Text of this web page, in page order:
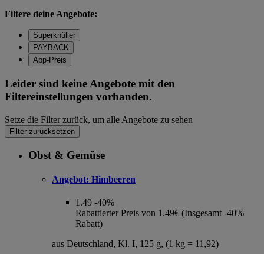
Filtere deine Angebote:
Superknüller
PAYBACK
App-Preis
Leider sind keine Angebote mit den
Filtereinstellungen vorhanden.
Setze die Filter zurück, um alle Angebote zu sehen
Filter zurücksetzen
Obst & Gemüse
Angebot: Himbeeren
1.49 -40%
Rabattierter Preis von 1.49€ (Insgesamt -40%
Rabatt)
aus Deutschland, Kl. I, 125 g, (1 kg = 11,92)